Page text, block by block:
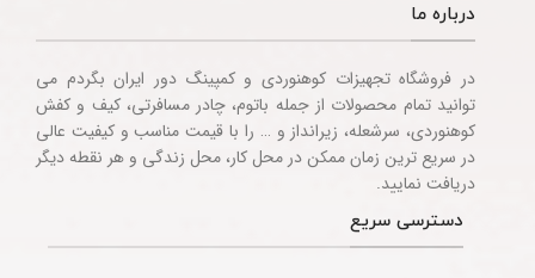
درباره ما
در فروشگاه تجهیزات کوهنوردی و کمپینگ دور ایران بگردم می
توانید تمام محصولات از جمله باتوم، چادر مسافرتی، کیف و کفش
کوهنوردی، سرشعله، زیرانداز و … را با قیمت مناسب و کیفیت عالی
در سریع ترین زمان ممکن در محل کار، محل زندگی و هر نقطه دیگر
دریافت نمایید.
دسترسی سریع